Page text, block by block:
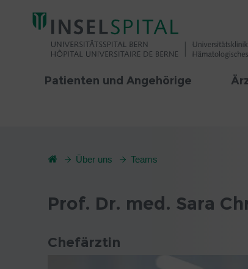
Patienten und Angehörige
Über uns Teams
Prof. Dr. med. Sara
Chefärztin